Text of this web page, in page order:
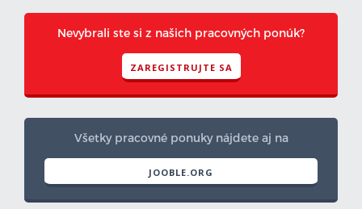
Nevybrali ste si z našich pracovných ponúk?
ZAREGISTRUJTE SA
Všetky pracovné ponuky nájdete aj na
JOOBLE.ORG